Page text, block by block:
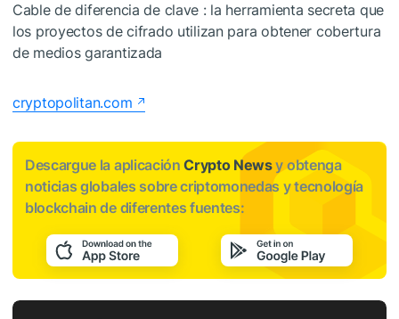
Cable de diferencia de clave : la herramienta secreta que
los proyectos de cifrado utilizan para obtener cobertura
de medios garantizada
cryptopolitan.com
Descargue la aplicaciónCrypto Newsy obtenga
noticias globales sobre criptomonedas y tecnología
blockchain de diferentes fuentes: